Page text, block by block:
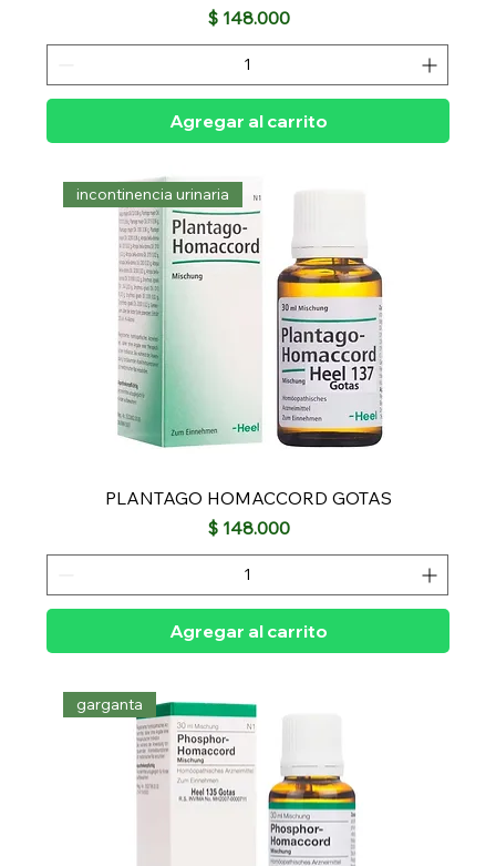
Precio
$ 148.000
Agregar al carrito
incontinencia urinaria
PLANTAGO HOMACCORD GOTAS
Precio
$ 148.000
Agregar al carrito
garganta